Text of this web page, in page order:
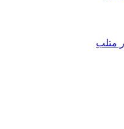
متلب